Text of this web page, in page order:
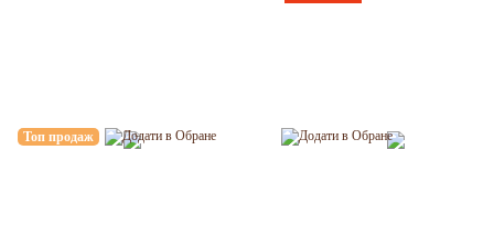
Топ продаж